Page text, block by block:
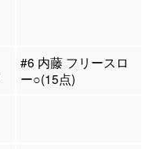
#6 内藤 フリースロ
ー○(15点)